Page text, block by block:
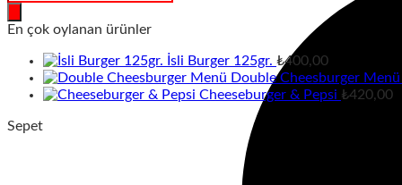
search
En çok oylanan ürünler
İsli Burger 125gr. ₺400,00
Double Cheesburger Menü
Cheeseburger & Pepsi ₺420,00
Sepet